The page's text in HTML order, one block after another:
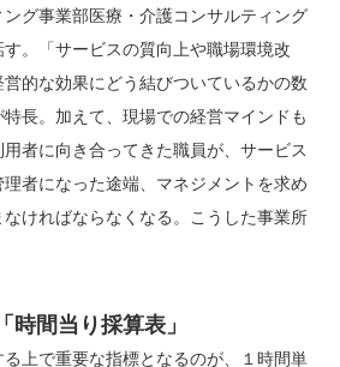
ング事業部医療・介護コンサルティング
。「サービスの質向上や職場環境改
的な効果にどう結びついているかの数
長。加えて、現場での経営マインドも
者に向き合ってきた職員が、サービス
者になった途端、マネジメントを求め
ければならなくなる。こうした事業所
時間当り採算表」
上で重要な指標となるのが、１時間単